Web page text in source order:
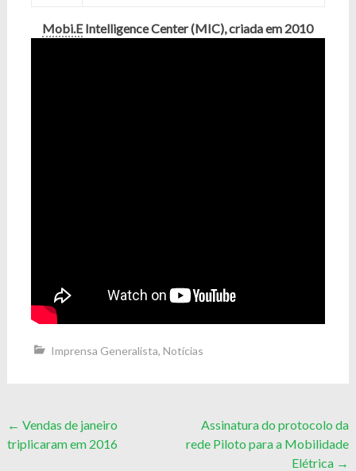
Mobi.EIntelligence Center (MIC), criada em 2010
Imprensa Generalista, Notícias
Post
navigation
← Vendas de janeiro
triplicaram em 2016
Assinatura do protocolo da
rede Piloto para a Mobilidade
Elétrica →